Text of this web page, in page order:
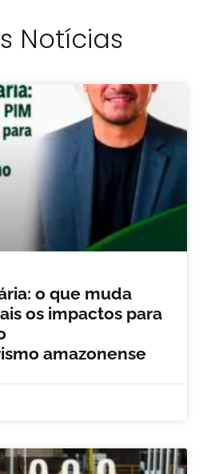
Notícias
o que muda
os impactos para
amazonense